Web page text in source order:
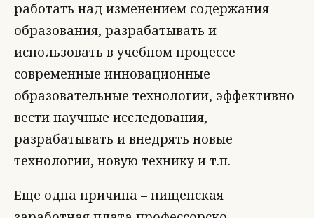
работать над изменением содержания
образования, разрабатывать и
использовать в учебном процессе
современные инновационные
образовательные технологии, эффективно
вести научные исследования,
разрабатывать и внедрять новые
технологии, новую технику и т.п.
Еще одна причина – нищенская